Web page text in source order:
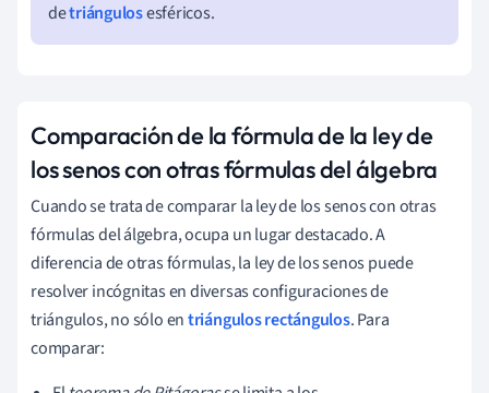
detriángulosesféricos.
Comparación de la fórmula de la ley de
los senos con otras fórmulas del álgebra
Cuando se trata de comparar la ley de los senos con otras
fórmulas del álgebra, ocupa un lugar destacado. A
diferencia de otras fórmulas, la ley de los senos puede
resolver incógnitas en diversas configuraciones de
triángulos, no sólo entriángulos rectángulos. Para
comparar: